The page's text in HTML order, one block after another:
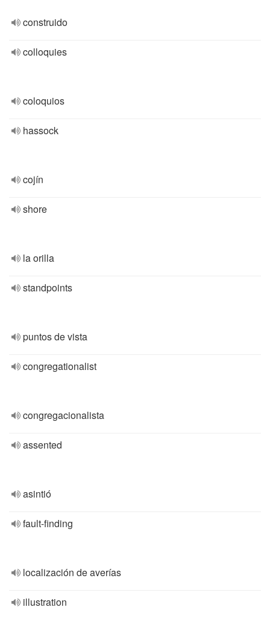
construido
colloquies
coloquios
hassock
cojín
shore
la orilla
standpoints
puntos de vista
congregationalist
congregacionalista
assented
asintió
fault-finding
localización de averías
illustration